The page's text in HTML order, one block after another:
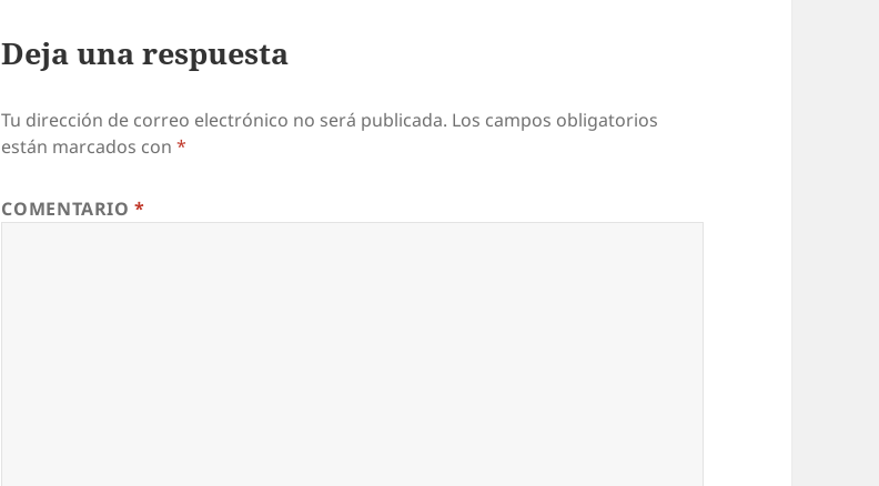
Deja una respuesta
Tu dirección de correo electrónico no será publicada. Los campos obligatorios
están marcados con*
COMENTARIO*